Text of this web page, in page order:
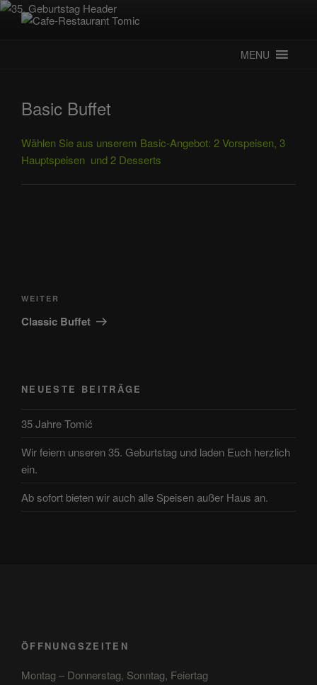
Zum
Inhalt
MENU
Basic Buffet
Wählen Sie aus unserem Basic-Angebot: 2 Vorspeisen, 3
Hauptspeisen und 2 Desserts
Nächster
Beitrag
WEITER
Classic Buffet
NEUESTE BEITRÄGE
35 Jahre Tomić
Wir feiern unseren 35. Geburtstag und laden Euch herzlich
ein.
Ab sofort bieten wir auch alle Speisen außer Haus an.
ÖFFNUNGSZEITEN
Montag – Donnerstag, Sonntag, Feiertag